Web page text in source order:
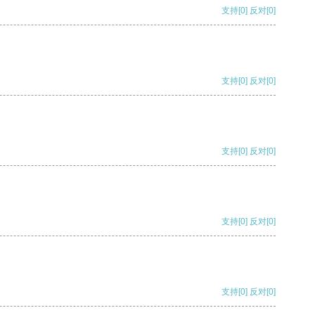
支持[0] 反对[0]
支持[0] 反对[0]
支持[0] 反对[0]
支持[0] 反对[0]
支持[0] 反对[0]